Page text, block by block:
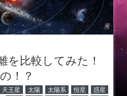
を比較してみた！
！？
天王星 太陽 太陽系 恒星
惑星